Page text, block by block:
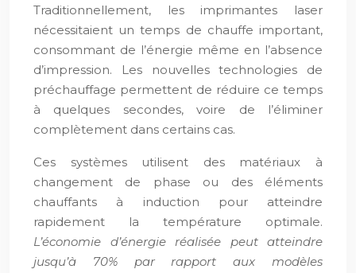
Traditionnellement, les imprimantes laser
nécessitaient un temps de chauffe important,
consommant de l’énergie même en l’absence
d’impression. Les nouvelles technologies de
préchauffage permettent de réduire ce temps
à quelques secondes, voire de l’éliminer
complètement dans certains cas.
Ces systèmes utilisent des matériaux à
changement de phase ou des éléments
chauffants à induction pour atteindre
rapidement la température optimale.
L’économie d’énergie réalisée peut atteindre
jusqu’à 70% par rapport aux modèles